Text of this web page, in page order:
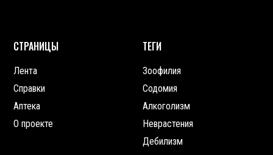
СТРАНИЦЫ
Лента
Справки
Аптека
О проекте
ТЕГИ
Зоофилия
Содомия
Алкоголизм
Неврастения
Дебилизм